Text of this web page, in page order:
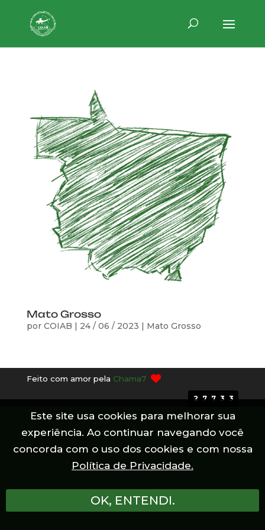
Mato Grosso
por COIAB 24 / 06 / 2023 Mato Grosso
Feito com amor pela Chama7
27733
Este site usa cookies para melhorar sua
experiência. Ao continuar navegando você
concorda com o uso dos cookies e com nossa
Política de Privacidade.
OK, ENTENDI.